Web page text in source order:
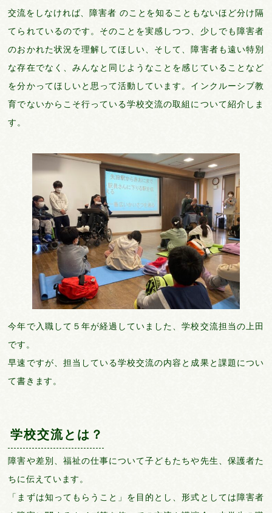
交流をしなければ、障害者 のことを知ることもないほど分け隔
てられているのです。そのことを実感しつつ、少しでも障害者
のおかれた状況を理解してほしい、そして、障害者も遠い特別
な存在でなく、みんなと同じようなことを感じていることなど
を分かってほしいと思って活動しています。インクルーシブ教
育でないからこそ行っている学校交流の取組について紹介しま
す。
今年で入職して５年が経過していました、学校交流担当の上田
です。
早速ですが、担当している学校交流の内容と成果と課題につい
て書きます。
学校交流とは？
障害や差別、福祉の仕事について子どもたちや先生、保護者た
ちに伝えています。
「まずは知ってもらうこと」を目的とし、形式としては障害者